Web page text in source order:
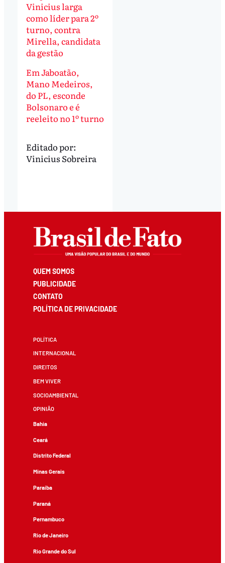
Vinicius larga
como líder para 2º
turno, contra
Mirella, candidata
da gestão
Em Jaboatão,
Mano Medeiros,
do PL, esconde
Bolsonaro e é
reeleito no 1º turno
Editado por:
Vinicius Sobreira
QUEM SOMOS
PUBLICIDADE
CONTATO
POLÍTICA DE PRIVACIDADE
POLÍTICA
INTERNACIONAL
DIREITOS
BEM VIVER
SOCIOAMBIENTAL
OPINIÃO
Bahia
Ceará
Distrito Federal
Minas Gerais
Paraíba
Paraná
Pernambuco
Rio de Janeiro
Rio Grande do Sul